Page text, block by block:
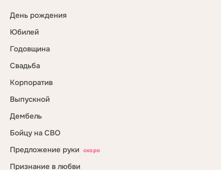
День рождения
Юбилей
Годовщина
Свадьба
Корпоратив
Выпускной
Дембель
Бойцу на СВО
Предложение руки
скоро
Признание в любви